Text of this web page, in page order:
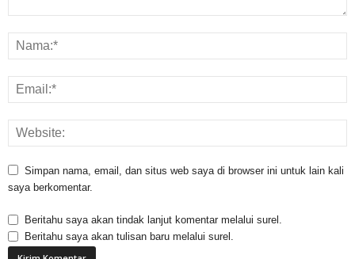
Simpan nama, email, dan situs web saya di browser ini untuk lain kali
saya berkomentar.
Beritahu saya akan tindak lanjut komentar melalui surel.
Beritahu saya akan tulisan baru melalui surel.